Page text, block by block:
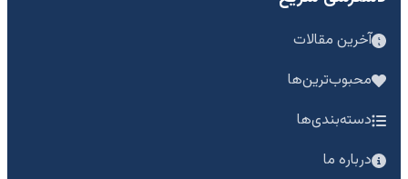
آخرین مقالات
محبوب‌ترین‌ها
دسته‌بندی‌ها
درباره ما